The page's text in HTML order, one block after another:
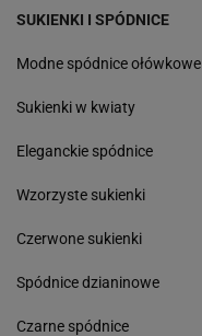
SUKIENKI I SPÓDNICE
Modne spódnice ołówkowe
Sukienki w kwiaty
Eleganckie spódnice
Wzorzyste sukienki
Czerwone sukienki
Spódnice dzianinowe
Czarne spódnice